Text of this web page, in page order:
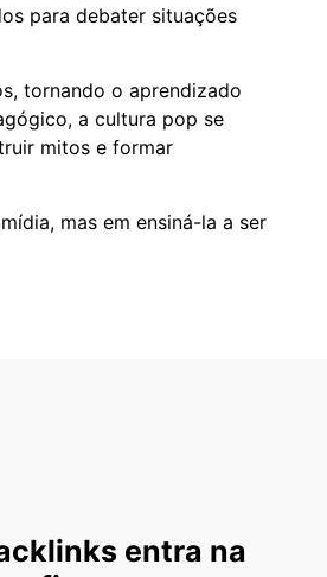
para debater situações
tornando o aprendizado
a cultura pop se
mitos e formar
mas em ensiná-la a ser
entra na